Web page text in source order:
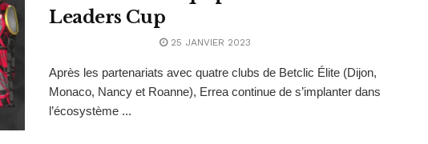
Leaders Cup
25 JANVIER 2023
Après les partenariats avec quatre clubs de Betclic Élite (Dijon,
Monaco, Nancy et Roanne), Errea continue de s’implanter dans
l’écosystème ...